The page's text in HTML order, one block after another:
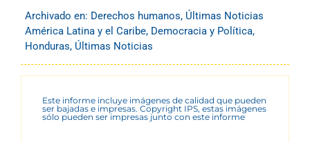
Archivado en: Derechos humanos, Últimas Noticias
América Latina y el Caribe, Democracia y Política,
Honduras, Últimas Noticias
Este informe incluye imágenes de calidad que pueden
ser bajadas e impresas. Copyright IPS, estas imágenes
sólo pueden ser impresas junto con este informe